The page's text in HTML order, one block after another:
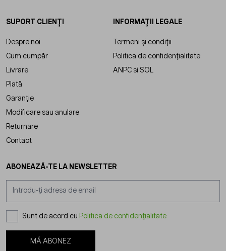
SUPORT CLIENȚI
Despre noi
Cum cumpăr
Livrare
Plată
Garanție
Modificare sau anulare
Returnare
Contact
INFORMAȚII LEGALE
Termeni și condiții
Politica de confidențialitate
ANPC si SOL
ABONEAZĂ-TE LA NEWSLETTER
Sunt de acord cu Politica de confidențialitate
MĂ ABONEZ